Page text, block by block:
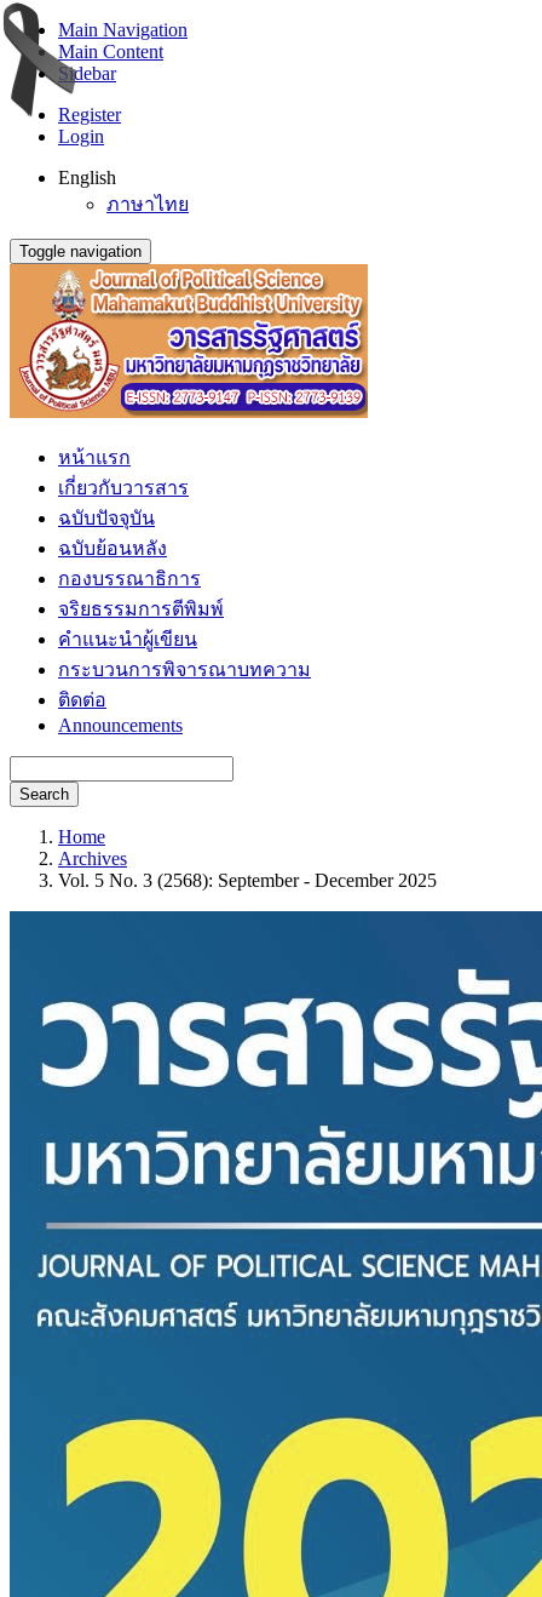
Main Navigation
Main Content
Sidebar
Register
Login
English
ภาษาไทย
Toggle navigation
หน้าแรก
เกี่ยวกับวารสาร
ฉบับปัจจุบัน
ฉบับย้อนหลัง
กองบรรณาธิการ
จริยธรรมการตีพิมพ์
คำแนะนำผู้เขียน
กระบวนการพิจารณาบทความ
ติดต่อ
Announcements
Search
Home
Archives
Vol. 5 No. 3 (2568): September - December 2025